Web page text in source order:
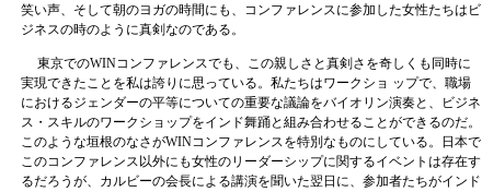
笑い声、そして朝のヨガの時間にも、コンファレンスに参加した女性たちはビ
ジネスの時のように真剣なのである。
東京でのWINコンファレンスでも、この親しさと真剣さを奇しくも同時に
実現できたことを私は誇りに思っている。私たちはワークショ ップで、職場
におけるジェンダーの平等についての重要な議論をバイオリン演奏と、ビジネ
ス・スキルのワークショップをインド舞踊と組み合わせることができるのだ。
このような垣根のなさがWINコンファレンスを特別なものにしている。日本で
このコンファレンス以外にも女性のリーダーシップに関するイベントは存在す
るだろうが、カルビーの会長による講演を聞いた翌日に、参加者たちがインド